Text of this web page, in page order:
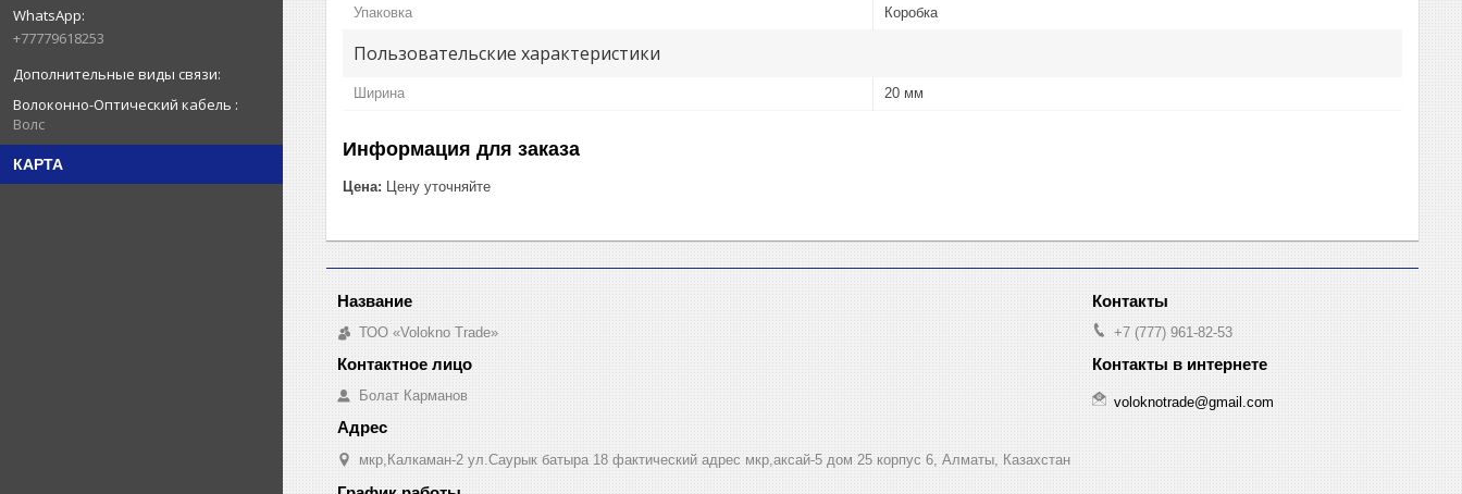
+77779618253
Волоконно-Оптический кабель
Волс
КАРТА
Упаковка Коробка
Пользовательские характеристики
Ширина 20 мм
Информация для заказа
Цена: Цену уточняйте
ТОО «Volokno Trade»
Болат Карманов
мкр,Калкаман-2 ул.Саурык батыра 18 фактический адрес мкр,аксай-5 дом 25 корпус 6, Алматы, Казахстан
+7 (777) 961-82-53
voloknotrade@gmail.com